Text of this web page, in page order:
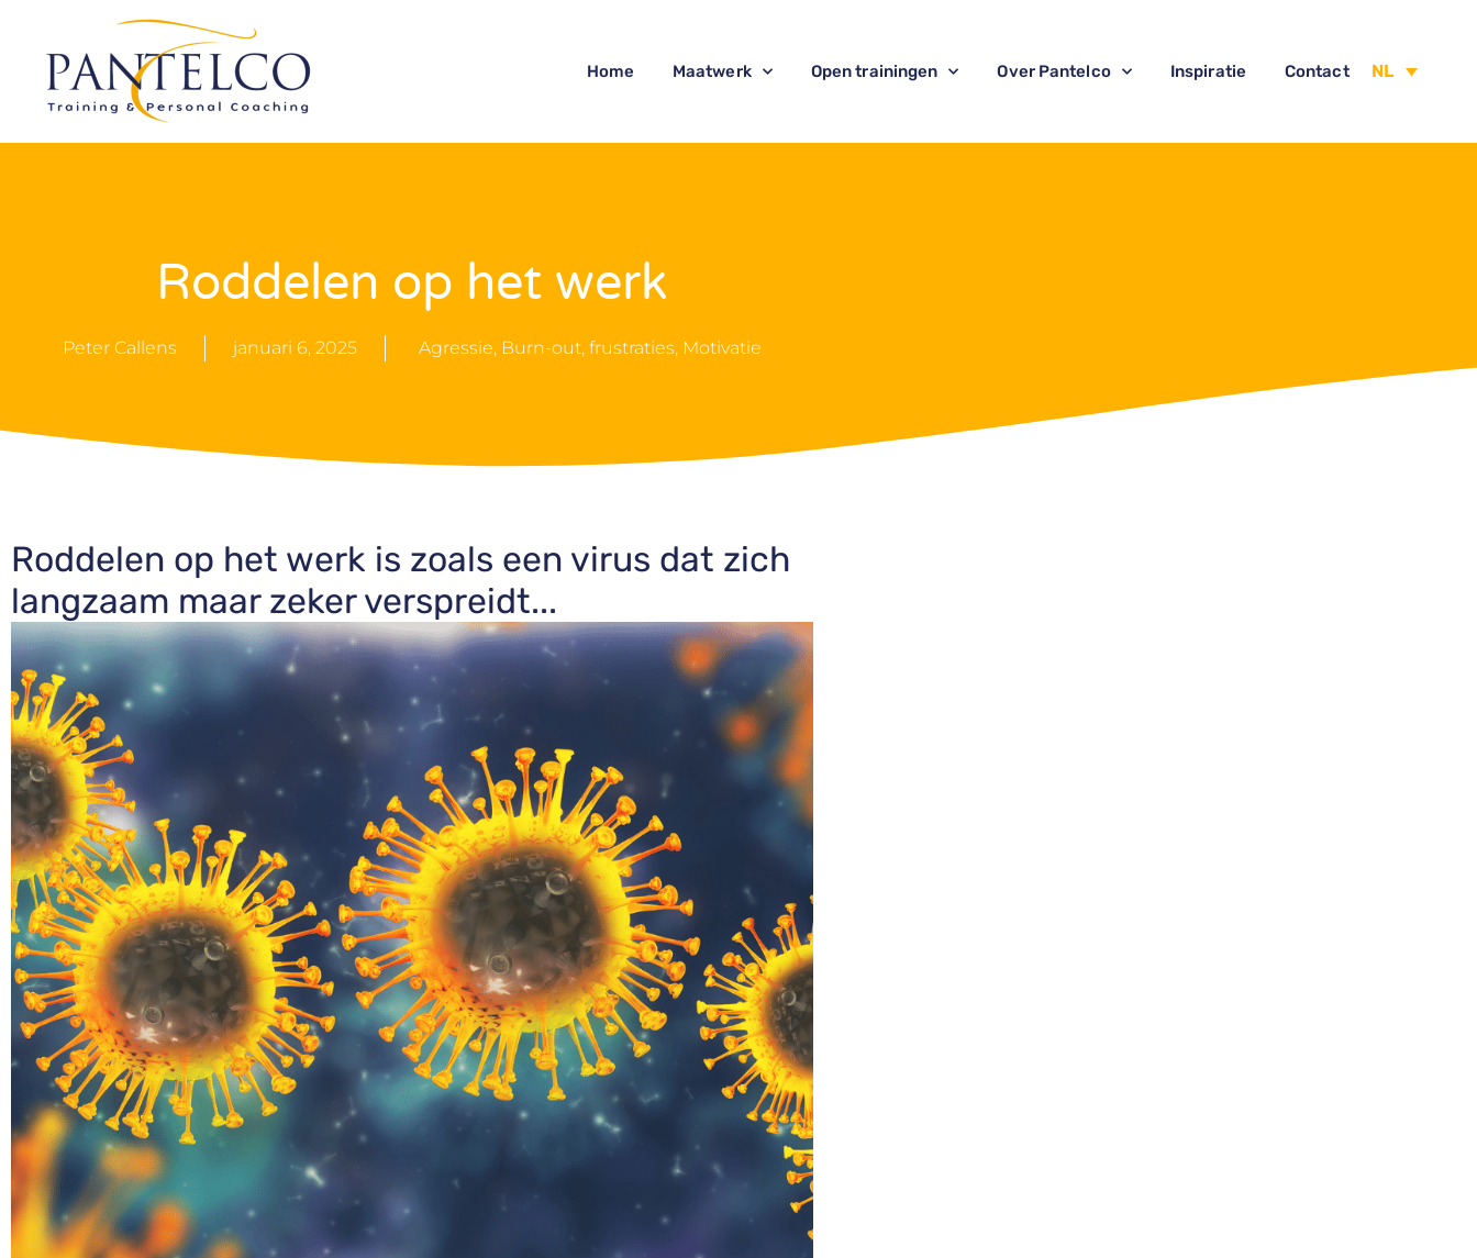
Home Maatwerk Open trainingen Over Pantelco Inspiratie Contact NL
Roddelen op het werk
Peter Callens januari 6, 2025 Agressie, Burn-out, frustraties, Motivatie
Roddelen op het werk is zoals een virus dat zich
langzaam maar zeker verspreidt...